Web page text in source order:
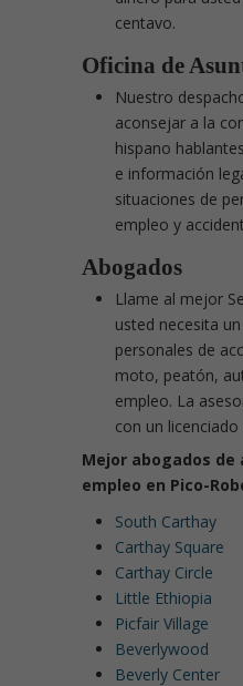
centavo.
Oficina de
Nuestro
aconsejar a la
hispano
e información
situaciones de
empleo y
Abogados
Llame al mejor
usted necesita
personales de
moto, peatón,
empleo. La
con un
Mejor abogados
empleo en Pico-
South Carthay
Carthay Square
Carthay Circle
Little Ethiopia
Picfair Village
Beverlywood
Beverly Center